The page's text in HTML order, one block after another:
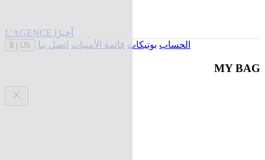
L'AGENCE أخيرًا
US
$ الحساب بوتيكات قائمة الأمنيات اتصل بنا
MY BAG